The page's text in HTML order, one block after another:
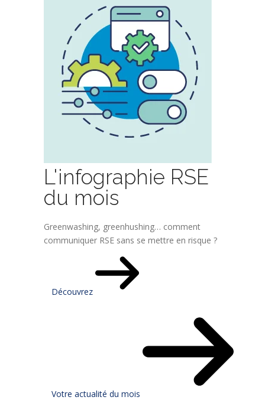
L'infographie RSE
du mois
Greenwashing, greenhushing… comment
communiquer RSE sans se mettre en risque ?
Découvrez
Votre actualité du mois